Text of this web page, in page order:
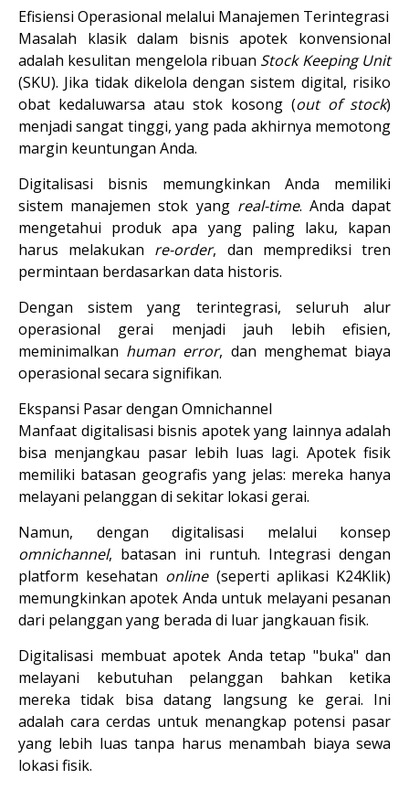
Efisiensi Operasional melalui Manajemen Terintegrasi
Masalah klasik dalam bisnis apotek konvensional
adalah kesulitan mengelola ribuan Stock Keeping Unit
(SKU). Jika tidak dikelola dengan sistem digital, risiko
obat kedaluwarsa atau stok kosong (out of stock)
menjadi sangat tinggi, yang pada akhirnya memotong
margin keuntungan Anda.
Digitalisasi bisnis memungkinkan Anda memiliki
sistem manajemen stok yang real-time. Anda dapat
mengetahui produk apa yang paling laku, kapan
harus melakukan re-order, dan memprediksi tren
permintaan berdasarkan data historis.
Dengan sistem yang terintegrasi, seluruh alur
operasional gerai menjadi jauh lebih efisien,
meminimalkan human error, dan menghemat biaya
operasional secara signifikan.
Ekspansi Pasar dengan Omnichannel
Manfaat digitalisasi bisnis apotek yang lainnya adalah
bisa menjangkau pasar lebih luas lagi. Apotek fisik
memiliki batasan geografis yang jelas: mereka hanya
melayani pelanggan di sekitar lokasi gerai.
omnichannel, batasan ini runtuh. Integrasi dengan
platform kesehatan online (seperti aplikasi K24Klik)
memungkinkan apotek Anda untuk melayani pesanan
dari pelanggan yang berada di luar jangkauan fisik.
Digitalisasi membuat apotek Anda tetap "buka" dan
melayani kebutuhan pelanggan bahkan ketika
mereka tidak bisa datang langsung ke gerai. Ini
adalah cara cerdas untuk menangkap potensi pasar
yang lebih luas tanpa harus menambah biaya sewa
lokasi fisik.